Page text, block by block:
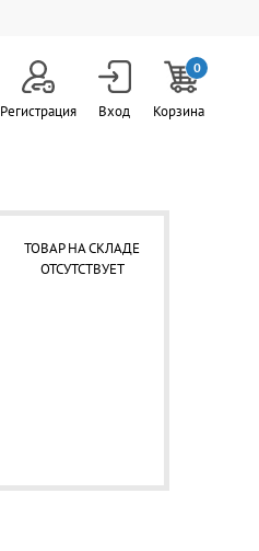
Регистрация Вход
0
Корзина
ТОВАР НА СКЛАДЕ
ОТСУТСТВУЕТ